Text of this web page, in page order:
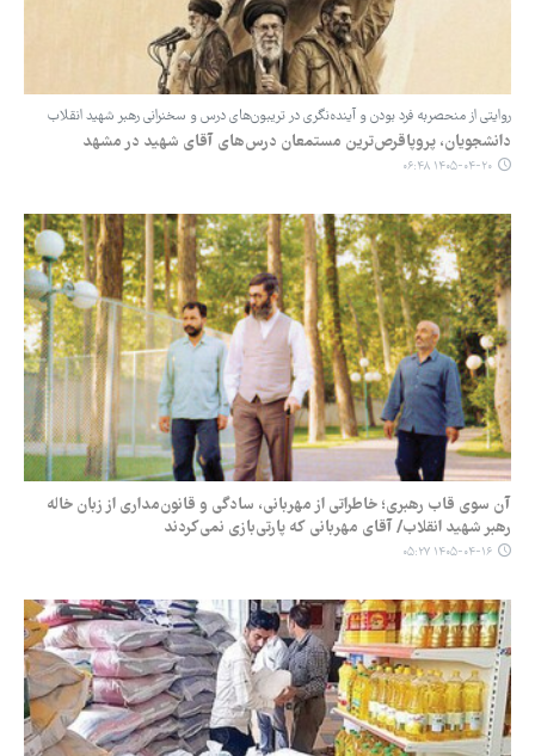
روایتی از منحصربه ‌فرد بودن و آینده‌نگری در تریبون‌های درس و سخنرانی رهبر شهید انقلاب
دانشجویان، پروپاقرص‌ترین مستمعان درس‌های آقای شهید در مشهد
۱۴۰۵-۰۴-۲۰ ۰۶:۴۸
آن سوی قاب رهبری؛ خاطراتی از مهربانی، سادگی و قانون‌مداری از زبان خاله
رهبر شهید انقلاب/ آقای مهربانی که پارتی‌بازی نمی‌کردند
۱۴۰۵-۰۴-۱۶ ۰۵:۲۷